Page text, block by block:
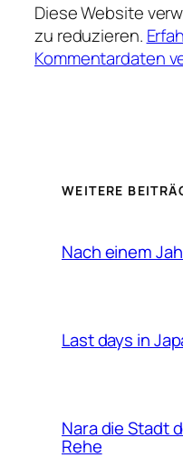
Diese Website
zu reduzieren.
Kommentardaten
WEITERE
Nach einem
Last days in
Nara die Stadt
Rehe